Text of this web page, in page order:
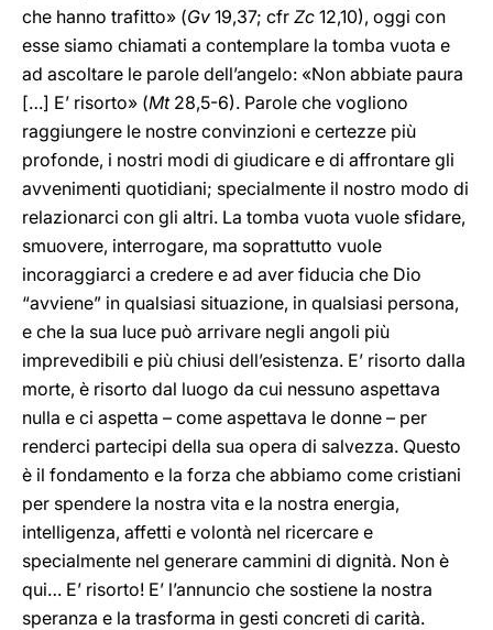
che hanno trafitto» (Gv 19,37; cfr Zc 12,10), oggi con
esse siamo chiamati a contemplare la tomba vuota e
ad ascoltare le parole dell’angelo: «Non abbiate paura
[…] E’ risorto» (Mt28,5-6). Parole che vogliono
raggiungere le nostre convinzioni e certezze più
profonde, i nostri modi di giudicare e di affrontare gli
avvenimenti quotidiani; specialmente il nostro modo di
relazionarci con gli altri. La tomba vuota vuole sfidare,
smuovere, interrogare, ma soprattutto vuole
incoraggiarci a credere e ad aver fiducia che Dio
“avviene” in qualsiasi situazione, in qualsiasi persona,
e che la sua luce può arrivare negli angoli più
imprevedibili e più chiusi dell’esistenza. E’ risorto dalla
morte, è risorto dal luogo da cui nessuno aspettava
nulla e ci aspetta – come aspettava le donne – per
renderci partecipi della sua opera di salvezza. Questo
è il fondamento e la forza che abbiamo come cristiani
per spendere la nostra vita e la nostra energia,
intelligenza, affetti e volontà nel ricercare e
specialmente nel generare cammini di dignità. Non è
qui… E’ risorto! E’ l’annuncio che sostiene la nostra
speranza e la trasforma in gesti concreti di carità.